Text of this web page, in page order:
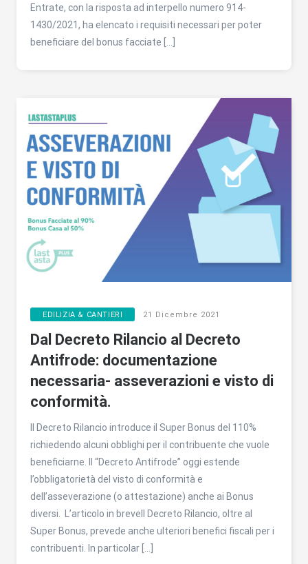
Entrate, con la risposta ad interpello numero 914-
1430/2021, ha elencato i requisiti necessari per poter
beneficiare del bonus facciate […]
EDILIZIA & CANTIERI 21 Dicembre 2021
Dal Decreto Rilancio al Decreto
Antifrode: documentazione
necessaria- asseverazioni e visto di
conformità.
Il Decreto Rilancio introduce il Super Bonus del 110%
richiedendo alcuni obblighi per il contribuente che vuole
beneficiarne. Il “Decreto Antifrode” oggi estende
l’obbligatorietà del visto di conformità e
dell’asseverazione (o attestazione) anche ai Bonus
diversi. L’articolo in breveIl Decreto Rilancio, oltre al
Super Bonus, prevede anche ulteriori benefici fiscali per i
contribuenti. In particolar […]